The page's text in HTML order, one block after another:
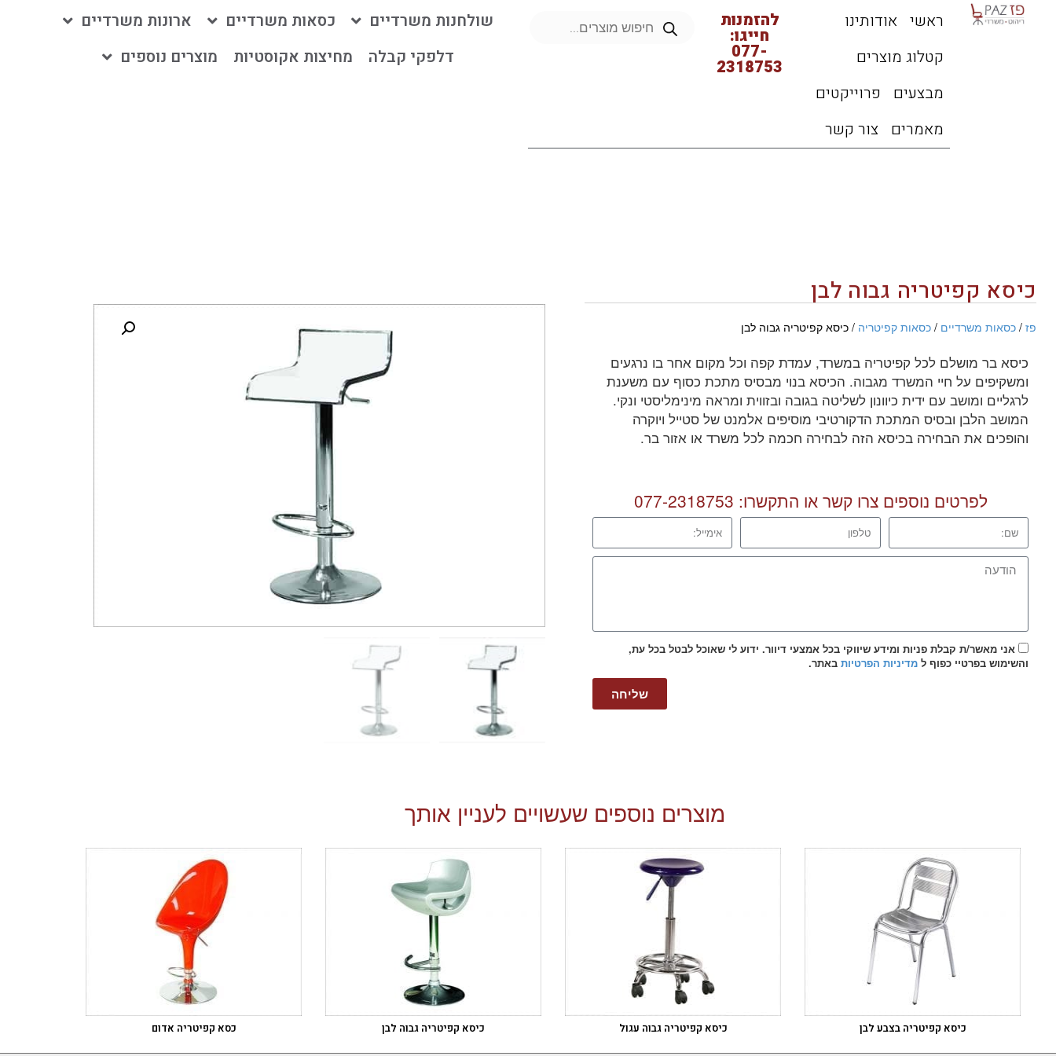
ראשי אודותינו
קטלוג מוצרים
מבצעים
פרוייקטים
מאמרים צור קשר
להזמנות
חייגו:
077-
2318753
שולחנות משרדיים כסאות משרדיים
ארונות משרדיים
דלפקי קבלה
מחיצות אקוסטיות מוצרים נוספים
כיסא קפיטריה גבוה לבן
פז / כסאות משרדיים / כסאות קפיטריה / כיסא קפיטריה גבוה לבן
כיסא בר מושלם לכל קפיטריה במשרד, עמדת קפה וכל מקום אחר בו נרגעים
ומשקיפים על חיי המשרד מגבוה. הכיסא בנוי מבסיס מתכת כסוף עם משענת
לרגליים ומושב עם ידית כיוונון לשליטה בגובה ובזווית ומראה מינימליסטי ונקי.
המושב הלבן ובסיס המתכת הדקורטיבי מוסיפים אלמנט של סטייל ויוקרה
והופכים את הבחירה בכיסא הזה לבחירה חכמה לכל משרד או אזור בר.
לפרטים נוספים צרו קשר או התקשרו: 077-2318753
אני מאשר/ת קבלת פניות ומידע שיווקי בכל אמצעי דיוור. ידוע לי שאוכל לבטל בכל עת,
והשימוש בפרטיי כפוף ל מדיניות הפרטיות באתר.
שליחה
מוצרים נוספים שעשויים לעניין אותך
כיסא קפיטריה בצבע לבן כיסא קפיטריה גבוה עגול כיסא קפיטריה גבוה לבן כסא קפיטריה אדום